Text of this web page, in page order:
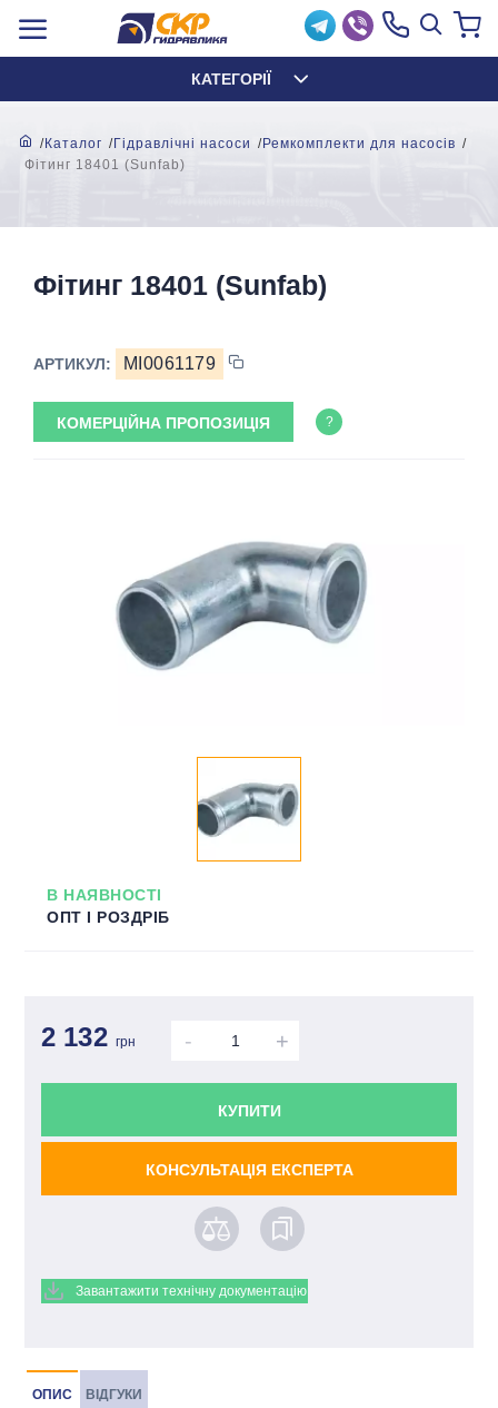
КАТЕГОРІЇ
Каталог Гідравлічні насоси
Ремкомплекти для насосів
Фітинг 18401 (Sunfab)
Фітинг 18401 (Sunfab)
АРТИКУЛ: MI0061179
КОМЕРЦІЙНА ПРОПОЗИЦІЯ ?
В НАЯВНОСТІ
ОПТ І РОЗДРІБ
2 132 грн - +
КУПИТИ
КОНСУЛЬТАЦІЯ ЕКСПЕРТА
Завантажити технічну документацію
ОПИС ВІДГУКИ